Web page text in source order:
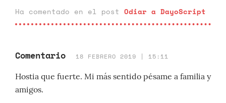
Ha comentado en el post Odiar a DayoScript
Comentario 18 FEBRERO 2019 | 15:11
Hostia que fuerte. Mi más sentido pésame a familia y
amigos.